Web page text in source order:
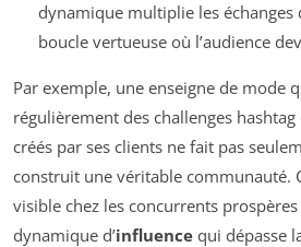
dynamique multiplie les échanges
boucle vertueuse où l’audience
Par exemple, une enseigne de mode
régulièrement des challenges
créés par ses clients ne fait pas
construit une véritable communauté.
visible chez les concurrents
dynamique d’influence qui dépasse